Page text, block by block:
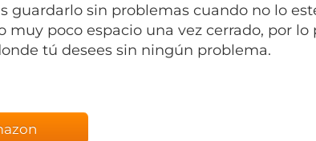
guardarlo sin problemas cuando no lo
muy poco espacio una vez cerrado, por lo
tú desees sin ningún problema.